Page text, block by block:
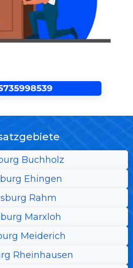
Buchholz
Ehingen
Rahm
Marxloh
Meiderich
Rheinhausen